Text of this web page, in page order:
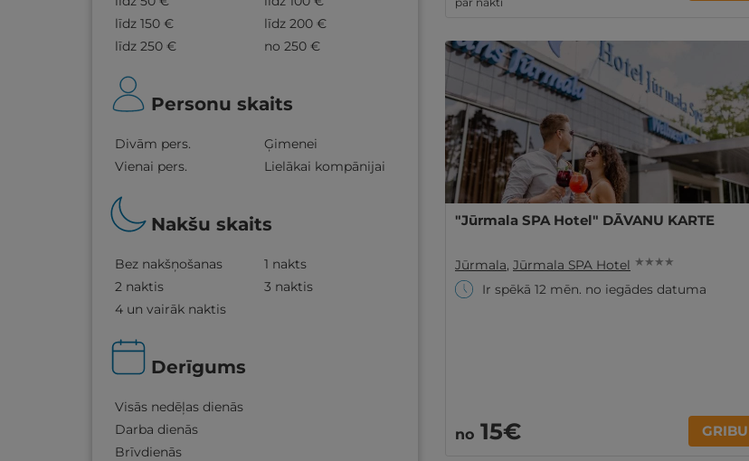
līdz 150 €
līdz 200 €
līdz 250 €
no 250 €
Personu skaits
Divām pers.
Ģimenei
Vienai pers.
Lielākai kompānijai
Nakšu skaits
Bez nakšņošanas
1 nakts
2 naktis
3 naktis
4 un vairāk naktis
Derīgums
Visās nedēļas dienās
Darba dienās
Brīvdienās
"Jūrmala SPA Hotel" DĀVANU KARTE
Jūrmala, Jūrmala SPA Hotel ★ ★ ★ ★
Ir spēkā 12 mēn. no iegādes datuma
no 15€ GRIBU